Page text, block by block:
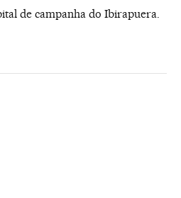
de campanha do Ibirapuera.